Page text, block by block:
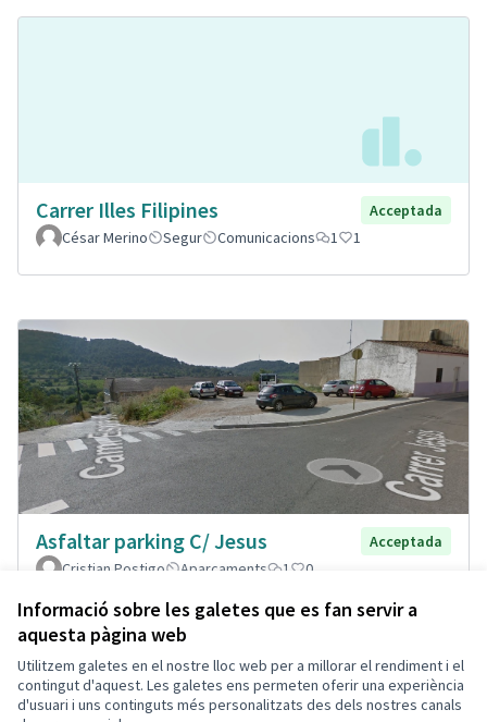
Informació sobre les galetes que es fan servir a
aquesta pàgina web
Utilitzem galetes en el nostre lloc web per a millorar el rendiment i el
contingut d'aquest. Les galetes ens permeten oferir una experiència
d'usuari i uns continguts més personalitzats des dels nostres canals
Carrer Illes Filipines
Acceptada
César Merino
Segur Comunicacions 1 1
Asfaltar parking C/ Jesus
Acceptada
Cristian Postigo
Aparcaments 1 0
Termes i condicions d'ús
Configuració de les galetes
Decidim Calafell a X
Decidim Calafell a Facebook
Decidim Calafell a YouTube
Decidim Calafell a GitHub